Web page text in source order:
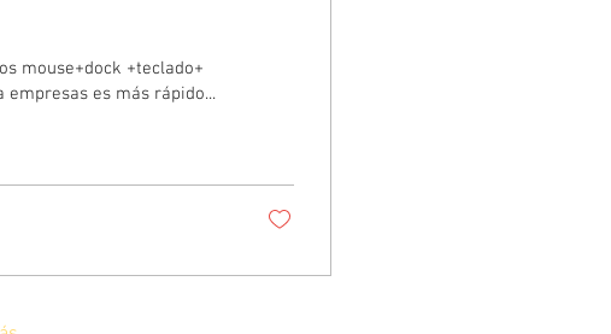
es más rápido...